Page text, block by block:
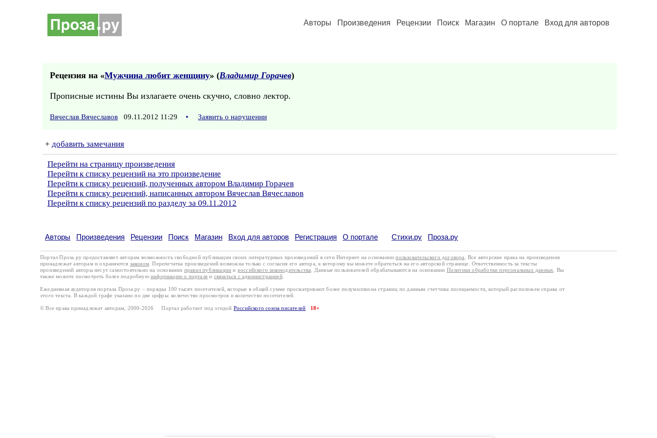
Авторы Произведения Рецензии Поиск Магазин О портале Вход для авторов
Рецензия на «Мужчина любит женщину» (Владимир Горачев)
Прописные истины Вы излагаете очень скучно, словно лектор.
Вячеслав Вячеславов 09.11.2012 11:29 • Заявить о нарушении
+ добавить замечания
Перейти на страницу произведения
Перейти к списку рецензий на это произведение
Перейти к списку рецензий, полученных автором Владимир Горачев
Перейти к списку рецензий, написанных автором Вячеслав Вячеславов
Перейти к списку рецензий по разделу за 09.11.2012
Авторы Произведения Рецензии Поиск Магазин Вход для авторов Регистрация О портале Стихи.ру Проза.ру
Портал Проза.ру предоставляет авторам возможность свободной публикации своих литературных произведений в сети Интернет на основаниипользовательского договора
. Все авторские права на произведения
принадлежат авторам и охраняются законом . Перепечатка произведений возможна только с согласия его автора, к которому вы можете обратиться на его авторской странице. Ответственность за тексты
произведений авторы несут самостоятельно на основании правил публикации и российского законодательства . Данные пользователей обрабатываются на основании Политики обработки персональных данных
. Вы
также можете посмотреть более подробную информацию о портале и связаться с администрацией.
Ежедневная аудитория портала Проза.ру – порядка 100 тысяч посетителей, которые в общей сумме просматривают более полумиллиона страниц по данным счетчика посещаемости, который расположен справа от
этого текста. В каждой графе указано по две цифры: количество просмотров и количество посетителей.
© Все права принадлежат авторам, 2000-2026 Портал работает под эгидой Российского союза писателей 18+